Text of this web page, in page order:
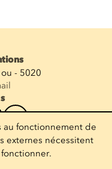
- 5020
au fonctionnement de
externes nécessitent